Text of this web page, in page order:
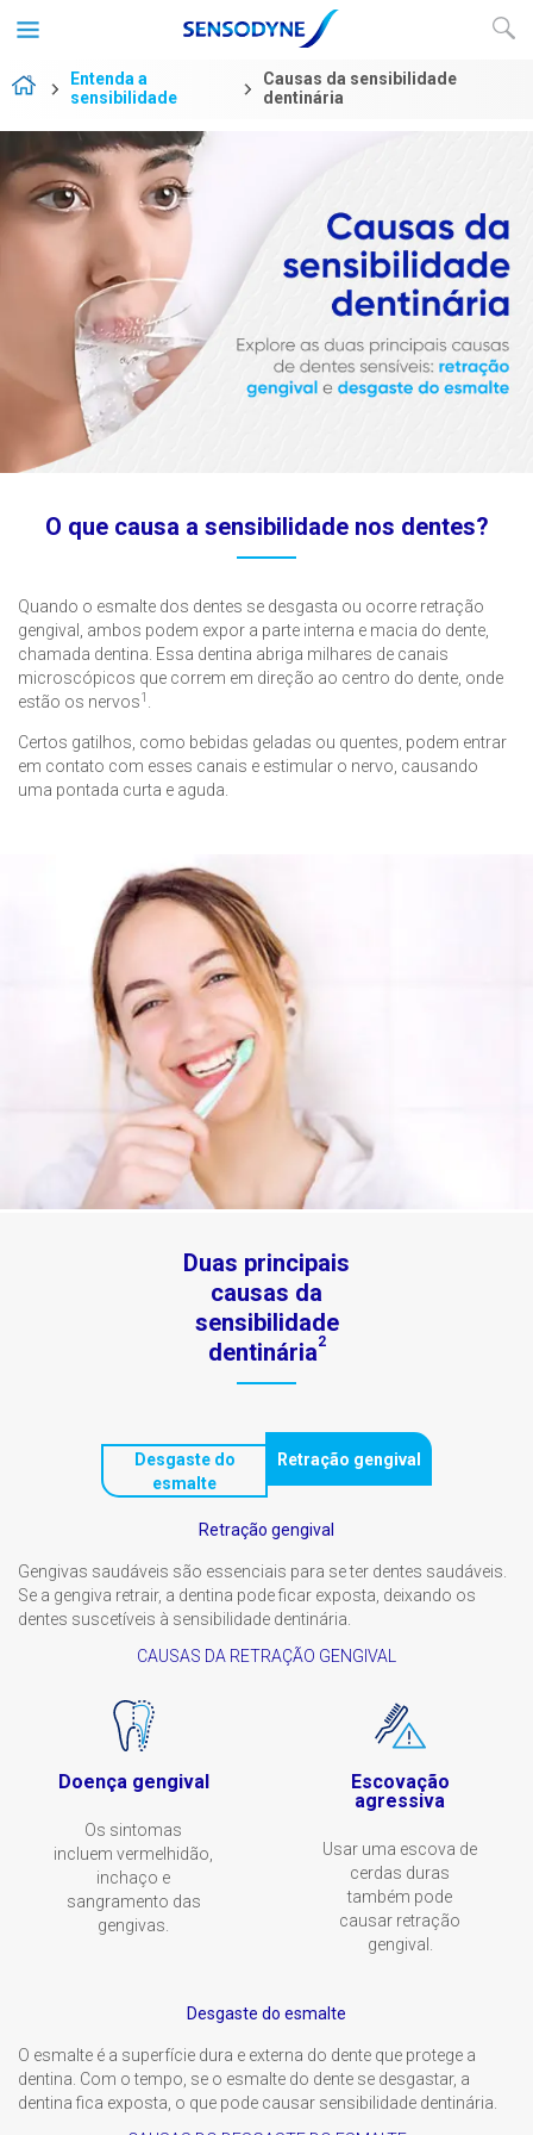
Entenda a
sensibilidade
Causas da sensibilidade
dentinária
O que causa a sensibilidade nos dentes?
Quando o esmalte dos dentes se desgasta ou ocorre retração
gengival, ambos podem expor a parte interna e macia do dente,
chamada dentina. Essa dentina abriga milhares de canais
microscópicos que correm em direção ao centro do dente, onde
estão os nervos1 .
Certos gatilhos, como bebidas geladas ou quentes, podem entrar
em contato com esses canais e estimular o nervo, causando
uma pontada curta e aguda.
Duas principais
causas da
sensibilidade
dentinária2
Desgaste do
esmalte
Retração gengival
Retração gengival
Gengivas saudáveis são essenciais para se ter dentes saudáveis.
Se a gengiva retrair, a dentina pode ficar exposta, deixando os
dentes suscetíveis à sensibilidade dentinária.
CAUSAS DA RETRAÇÃO GENGIVAL
Doença gengival
Os sintomas
incluem vermelhidão,
inchaço e
sangramento das
gengivas.
Escovação
agressiva
Usar uma escova de
cerdas duras
também pode
causar retração
gengival.
Desgaste do esmalte
O esmalte é a superfície dura e externa do dente que protege a
dentina. Com o tempo, se o esmalte do dente se desgastar, a
dentina fica exposta, o que pode causar sensibilidade dentinária.